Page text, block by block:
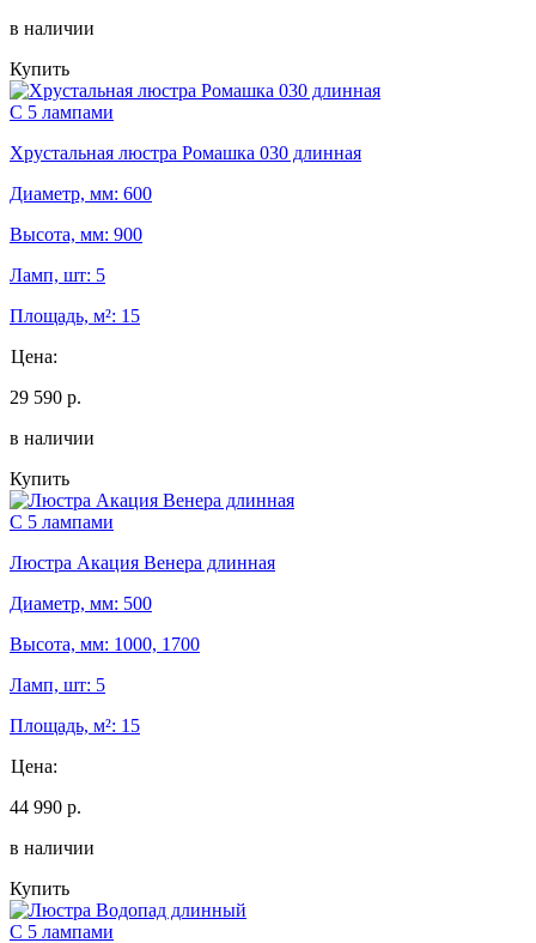
в наличии
Купить
С 5 лампами
Хрустальная люстра Ромашка 030 длинная
Диаметр, мм: 600
Высота, мм: 900
Ламп, шт: 5
Площадь, м²: 15
Цена:
29 590 р.
в наличии
Купить
С 5 лампами
Люстра Акация Венера длинная
Диаметр, мм: 500
Высота, мм: 1000, 1700
Ламп, шт: 5
Площадь, м²: 15
Цена:
44 990 р.
в наличии
Купить
С 5 лампами